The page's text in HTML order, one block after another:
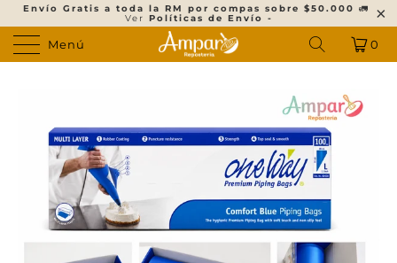
Envío Gratis a toda la RM por compas sobre $50.000 🚛
Ver Políticas de Envío -
Menú 0